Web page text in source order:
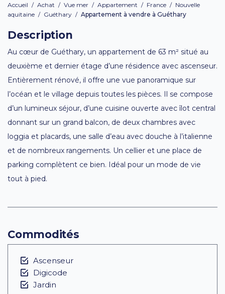
Accueil / Achat / Vue mer / Appartement / France / Nouvelle
aquitaine / Guéthary / Appartement à vendre à Guéthary
Description
Au cœur de Guéthary, un appartement de 63 m² situé au
deuxième et dernier étage d’une résidence avec ascenseur.
Entièrement rénové, il offre une vue panoramique sur
l’océan et le village depuis toutes les pièces. Il se compose
d’un lumineux séjour, d’une cuisine ouverte avec îlot central
donnant sur un grand balcon, de deux chambres avec
loggia et placards, une salle d’eau avec douche à l’italienne
et de nombreux rangements. Un cellier et une place de
parking complètent ce bien. Idéal pour un mode de vie
tout à pied.
Commodités
Ascenseur
Digicode
Jardin